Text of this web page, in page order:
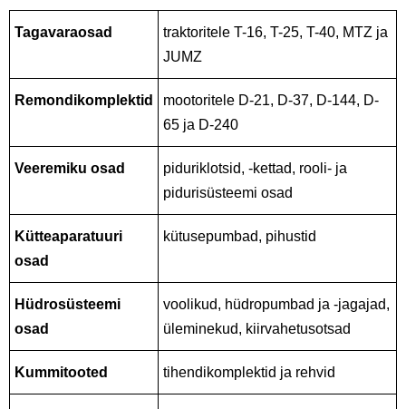
Tagavaraosad
traktoritele T-16, T-25, T-40, MTZ ja
JUMZ
Remondikomplektid
mootoritele D-21, D-37, D-144, D-
65 ja D-240
Veeremiku osad
piduriklotsid, -kettad, rooli- ja
pidurisüsteemi osad
Kütteaparatuuri
osad
kütusepumbad, pihustid
Hüdrosüsteemi
osad
voolikud, hüdropumbad ja -jagajad,
üleminekud, kiirvahetusotsad
Kummitooted tihendikomplektid ja rehvid